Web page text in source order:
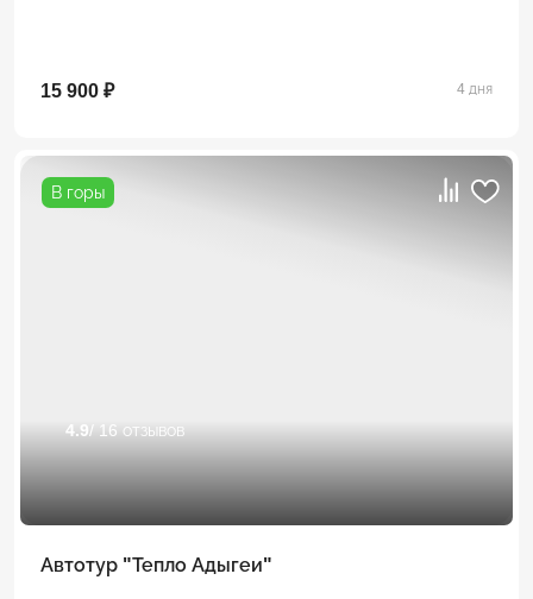
15 900 ₽ 4 дня
В горы
4.9 / 16 отзывов
Автотур "Тепло Адыгеи"